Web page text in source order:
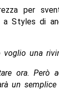
per
Styles di
una
ora.
un semplice